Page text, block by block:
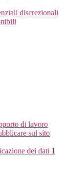
discrezionali
di lavoro
sul sito
dei dati 1